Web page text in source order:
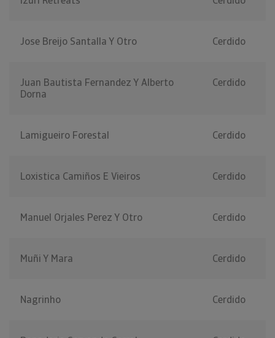
Jose Breijo Santalla Y Otro Cerdido
Juan Bautista Fernandez Y Alberto
Dorna
Cerdido
Lamigueiro Forestal Cerdido
Loxistica Camiños E Vieiros Cerdido
Manuel Orjales Perez Y Otro Cerdido
Muñi Y Mara Cerdido
Nagrinho Cerdido